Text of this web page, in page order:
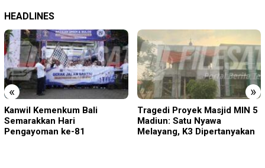
HEADLINES
« »
Tragedi Proyek Masjid MIN 5
Madiun: Satu Nyawa
Melayang, K3 Dipertanyakan
KA BIAS Terhenti, Lima KA
Ikut Terdampak, KAI Daop 7
Gerak Cepat Pulihkan